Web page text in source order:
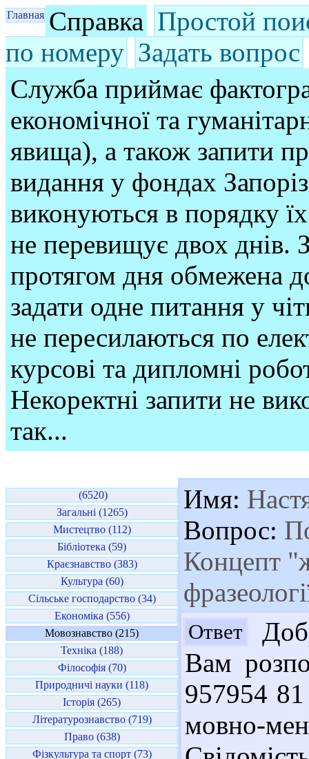
Главная Справка Простой
по номеру Задать вопрос
Служба приймає
економічної та
явища), а також запити
видання у фондах
виконуються в порядку
не перевищує двох днів.
протягом дня обмежена
задати одне питання у
не пересилаються по
курсові та дипломні
Некоректні запити не
так...
(6520)
Загальні (1265)
Мистецтво (112)
Бібліотека (59)
Краєзнавство (383)
Культура (60)
Сільське господарство (34)
Економіка (556)
Мовознавство (215)
Техніка (188)
Філософія (70)
Природничі науки (118)
Історія (265)
Літературознавство (719)
Право (638)
Фізкультура та спорт (73)
Имя:
Вопрос:
Концепт
Ответ
Вам
957954
мовно-